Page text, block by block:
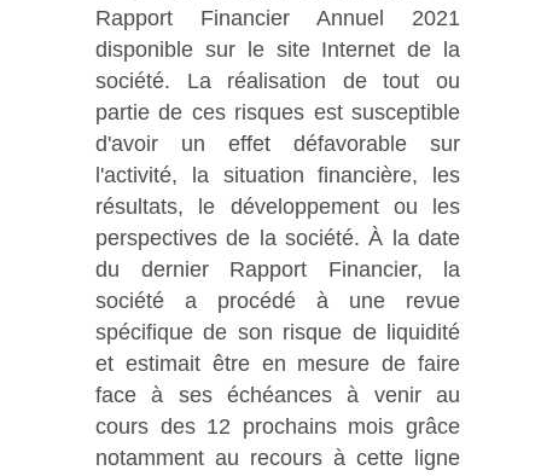
Rapport Financier Annuel 2021
disponible sur le site Internet de la
société. La réalisation de tout ou
partie de ces risques est susceptible
d'avoir un effet défavorable sur
l'activité, la situation financière, les
résultats, le développement ou les
perspectives de la société. À la date
du dernier Rapport Financier, la
société a procédé à une revue
spécifique de son risque de liquidité
et estimait être en mesure de faire
face à ses échéances à venir au
cours des 12 prochains mois grâce
notamment au recours à cette ligne